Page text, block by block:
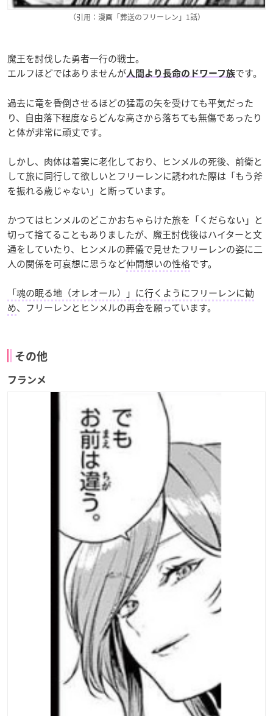
（引用：漫画「葬送のフリーレン」1話）
魔王を討伐した勇者一行の戦士。
エルフほどではありませんが 人間より長命のドワーフ族です。
過去に竜を昏倒させるほどの猛毒の矢を受けても平気だった
り、自由落下程度ならどんな高さから落ちても無傷であったり
と体が非常に頑丈です。
しかし、肉体は着実に老化しており、ヒンメルの死後、前衛と
して旅に同行して欲しいとフリーレンに誘われた際は「もう斧
を振れる歳じゃない」と断っています。
かつてはヒンメルのどこかおちゃらけた旅を「くだらない」と
切って捨てることもありましたが、魔王討伐後はハイターと文
通をしていたり、ヒンメルの葬儀で見せたフリーレンの姿に二
人の関係を可哀想に思うなど仲間想いの性格です。
「魂の眠る地（オレオール）」に行くようにフリーレンに勧
め、フリーレンとヒンメルの再会を願っています。
その他
フランメ